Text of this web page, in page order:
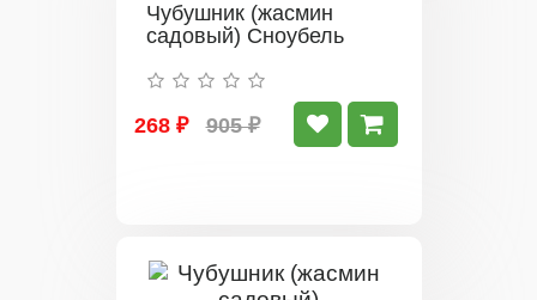
Чубушник (жасмин
садовый) Сноубель
268 ₽ 905 ₽